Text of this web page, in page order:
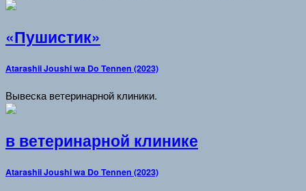
«Пушистик»
Atarashii Joushi wa Do Tennen (2023)
Вывеска ветеринарной клиники.
в ветеринарной клинике
Atarashii Joushi wa Do Tennen (2023)